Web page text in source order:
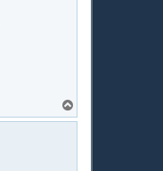
a